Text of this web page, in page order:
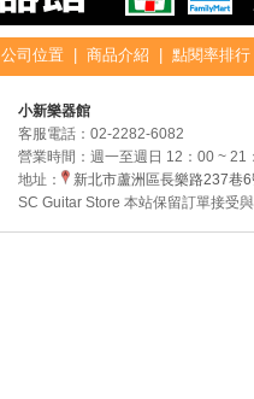
公司位置 商品介紹 點閱率排行
小新樂器館
客服電話： 02-2282-6082
營業時間：週一至週日 12：00 ~ 21
地址：
新北市蘆洲區長樂路237巷
SC Guitar Store 本站保留訂單接受